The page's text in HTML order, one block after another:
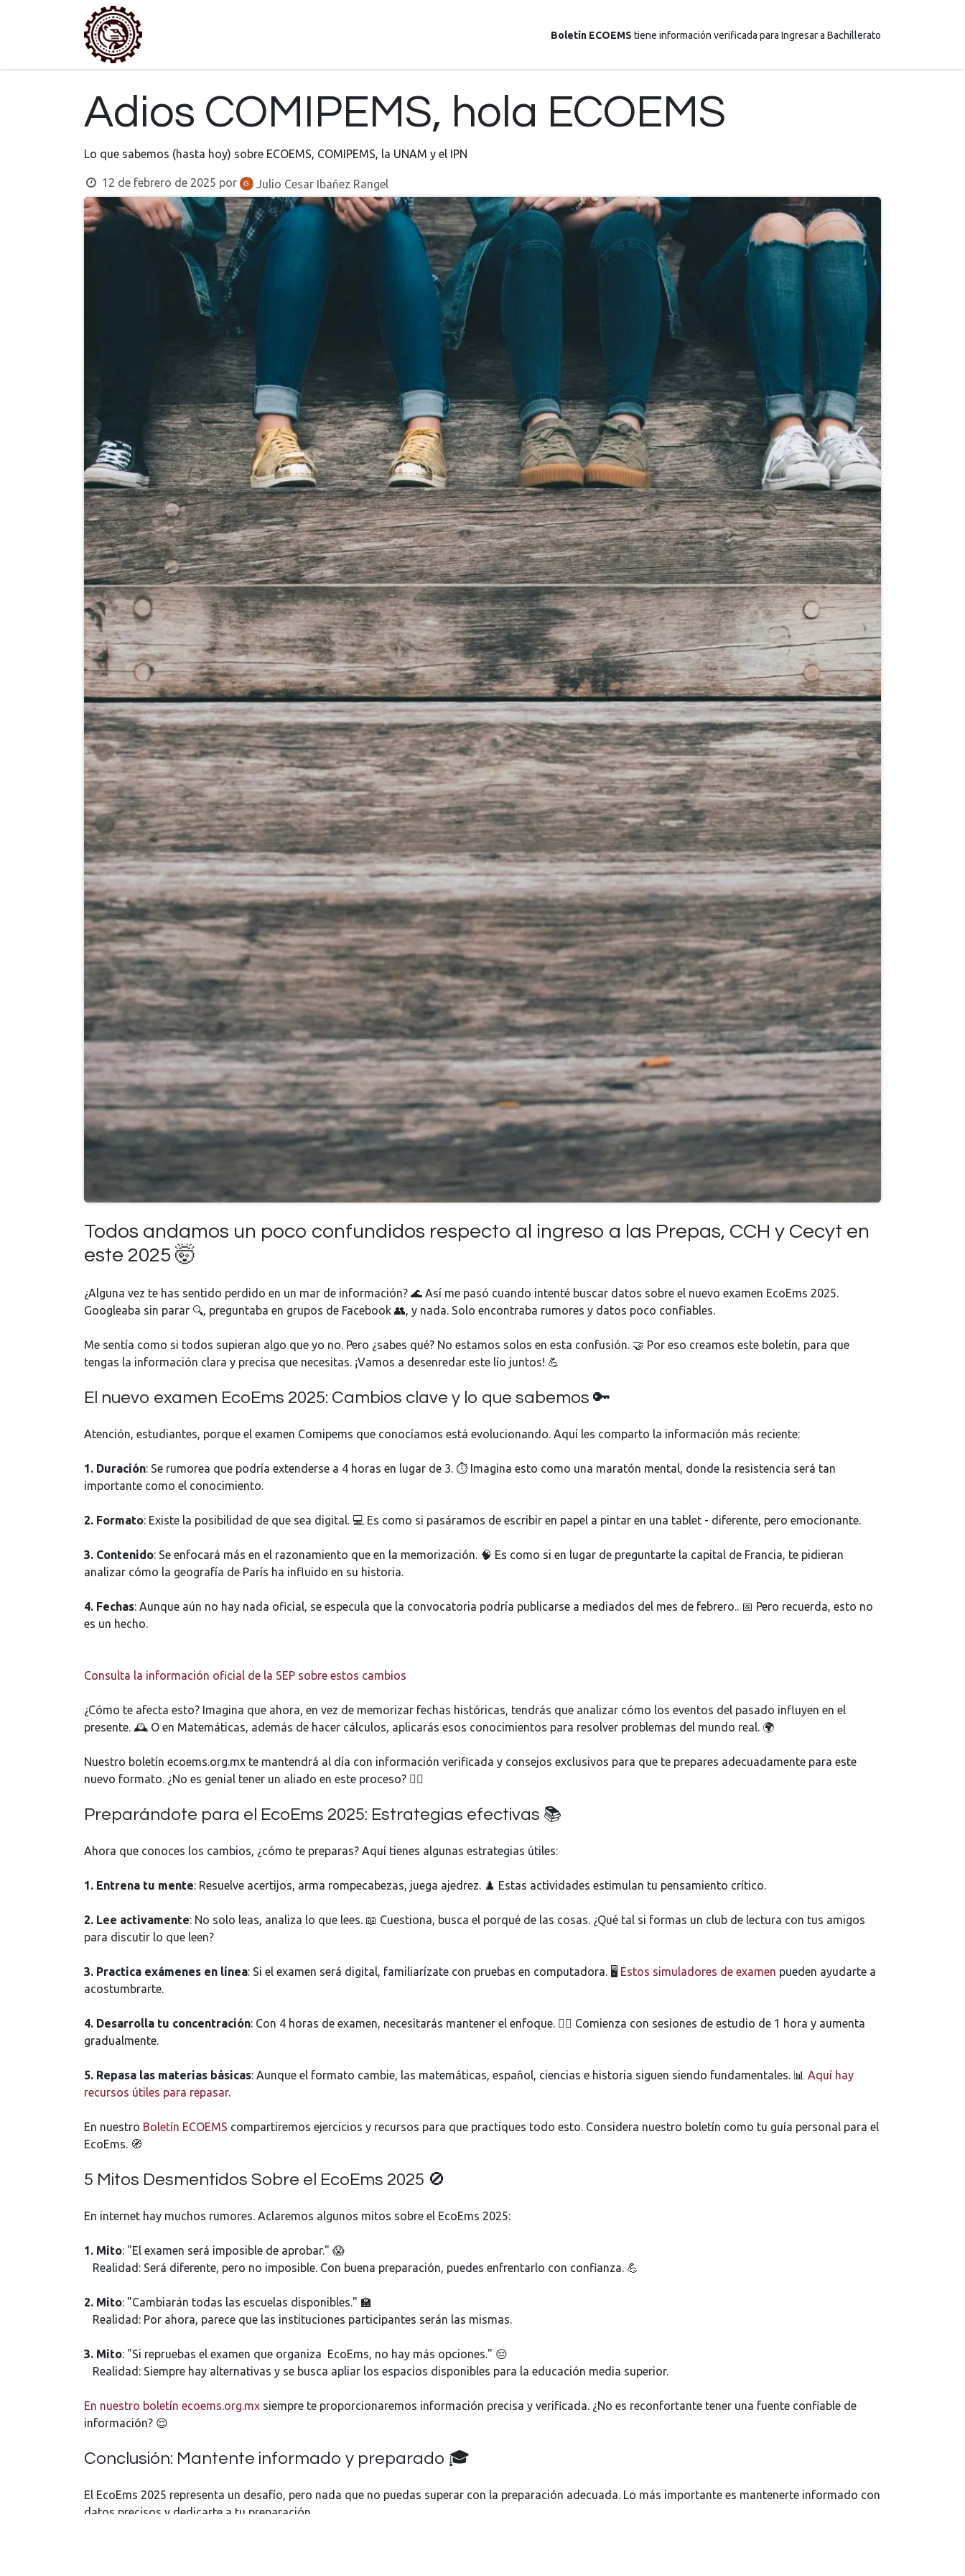
Boletín ECOEMS tiene información verificada para Ingresar a Bachillerato
Adios COMIPEMS, hola ECOEMS
Lo que sabemos (hasta hoy) sobre ECOEMS, COMIPEMS, la UNAM y el IPN
12 de febrero de 2025 por Julio Cesar Ibañez Rangel
Todos andamos un poco confundidos respecto al ingreso a las Prepas, CCH y Cecyt en
este 2025 🤯
¿Alguna vez te has sentido perdido en un mar de información? 🌊 Así me pasó cuando intenté buscar datos sobre el nuevo examen EcoEms 2025.
Googleaba sin parar 🔍, preguntaba en grupos de Facebook 👥, y nada. Solo encontraba rumores y datos poco confiables.
Me sentía como si todos supieran algo que yo no. Pero ¿sabes qué? No estamos solos en esta confusión. 🤝 Por eso creamos este boletín, para que
tengas la información clara y precisa que necesitas. ¡Vamos a desenredar este lío juntos! 💪
El nuevo examen EcoEms 2025: Cambios clave y lo que sabemos 🔑
Atención, estudiantes, porque el examen Comipems que conocíamos está evolucionando. Aquí les comparto la información más reciente:
1. Duración: Se rumorea que podría extenderse a 4 horas en lugar de 3. ⏱️ Imagina esto como una maratón mental, donde la resistencia será tan
importante como el conocimiento.
2. Formato: Existe la posibilidad de que sea digital. 💻 Es como si pasáramos de escribir en papel a pintar en una tablet - diferente, pero emocionante.
3. Contenido: Se enfocará más en el razonamiento que en la memorización. 🧠 Es como si en lugar de preguntarte la capital de Francia, te pidieran
analizar cómo la geografía de París ha influido en su historia.
4. Fechas: Aunque aún no hay nada oficial, se especula que la convocatoria podría publicarse a mediados del mes de febrero.. 📅 Pero recuerda, esto no
es un hecho.
Consulta la información oficial de la SEP sobre estos cambios
¿Cómo te afecta esto? Imagina que ahora, en vez de memorizar fechas históricas, tendrás que analizar cómo los eventos del pasado influyen en el
presente. 🕰️ O en Matemáticas, además de hacer cálculos, aplicarás esos conocimientos para resolver problemas del mundo real. 🌍
Nuestro boletín ecoems.org.mx te mantendrá al día con información verificada y consejos exclusivos para que te prepares adecuadamente para este
nuevo formato. ¿No es genial tener un aliado en este proceso? 🦸‍♂️
Preparándote para el EcoEms 2025: Estrategias efectivas 📚
Ahora que conoces los cambios, ¿cómo te preparas? Aquí tienes algunas estrategias útiles:
1. Entrena tu mente: Resuelve acertijos, arma rompecabezas, juega ajedrez. ♟️ Estas actividades estimulan tu pensamiento crítico.
2. Lee activamente: No solo leas, analiza lo que lees. 📖 Cuestiona, busca el porqué de las cosas. ¿Qué tal si formas un club de lectura con tus amigos
para discutir lo que leen?
3. Practica exámenes en línea: Si el examen será digital, familiarízate con pruebas en computadora. 🖥️ Estos simuladores de examen pueden ayudarte a
acostumbrarte.
4. Desarrolla tu concentración: Con 4 horas de examen, necesitarás mantener el enfoque. 🧘‍♂️ Comienza con sesiones de estudio de 1 hora y aumenta
gradualmente.
5. Repasa las materias básicas: Aunque el formato cambie, las matemáticas, español, ciencias e historia siguen siendo fundamentales. 📊 Aquí hay
recursos útiles para repasar.
En nuestro Boletín ECOEMS compartiremos ejercicios y recursos para que practiques todo esto. Considera nuestro boletín como tu guía personal para el
EcoEms. 🧭
5 Mitos Desmentidos Sobre el EcoEms 2025 🚫
En internet hay muchos rumores. Aclaremos algunos mitos sobre el EcoEms 2025:
1. Mito: "El examen será imposible de aprobar." 😱
Realidad: Será diferente, pero no imposible. Con buena preparación, puedes enfrentarlo con confianza. 💪
2. Mito: "Cambiarán todas las escuelas disponibles." 🏫
Realidad: Por ahora, parece que las instituciones participantes serán las mismas.
3. Mito: "Si repruebas el examen que organiza EcoEms, no hay más opciones." 😔
Realidad: Siempre hay alternativas y se busca apliar los espacios disponibles para la educación media superior.
En nuestro boletín ecoems.org.mx siempre te proporcionaremos información precisa y verificada. ¿No es reconfortante tener una fuente confiable de
información? 😌
Conclusión: Mantente informado y preparado 🎓
El EcoEms 2025 representa un desafío, pero nada que no puedas superar con la preparación adecuada. Lo más importante es mantenerte informado con
datos precisos y dedicarte a tu preparación.